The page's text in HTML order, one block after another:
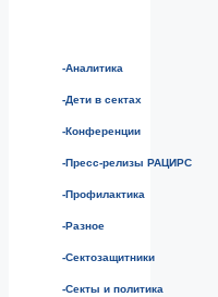
-Аналитика
-Дети в сектах
-Конференции
-Пресс-релизы РАЦИРС
-Профилактика
-Разное
-Сектозащитники
-Секты и политика